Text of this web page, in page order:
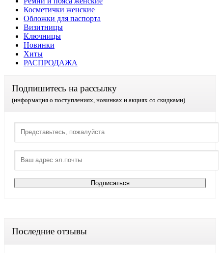
Косметички женские
Обложки для паспорта
Визитницы
Ключницы
Новинки
Хиты
РАСПРОДАЖА
Подпишитесь на рассылку
(информация о поступлениях, новинках и акциях со скидками)
Последние отзывы